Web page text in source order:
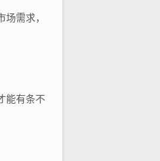
需求，
能有条不